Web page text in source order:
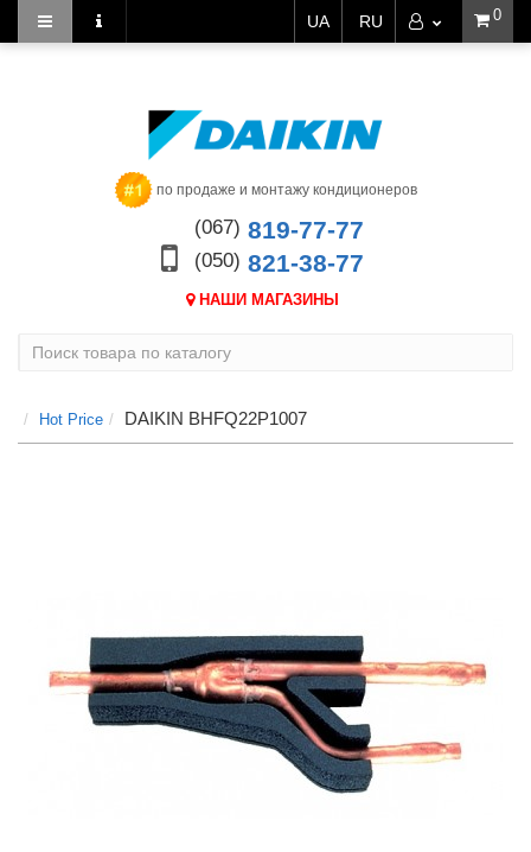
0
UA RU
по продаже и монтажу кондиционеров
(067) 819-77-77
(050) 821-38-77
НАШИ МАГАЗИНЫ
Hot Price DAIKIN BHFQ22P1007